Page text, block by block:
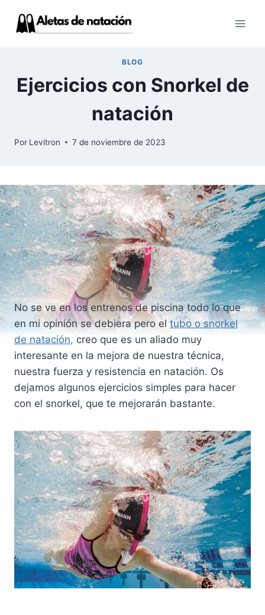
BLOG
Ejercicios con Snorkel de
natación
Por Levitron 7 de noviembre de 2023
No se ve en los entrenos de piscina todo lo que
en mi opinión se debiera pero el tubo o snorkel
de natación, creo que es un aliado muy
interesante en la mejora de nuestra técnica,
nuestra fuerza y resistencia en natación. Os
dejamos algunos ejercicios simples para hacer
con el snorkel, que te mejorarán bastante.